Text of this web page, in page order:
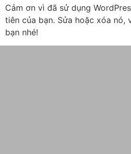
Cảm ơn vì đã sử dụng
tiên của bạn. Sửa hoặc xóa nó,
bạn nhé!